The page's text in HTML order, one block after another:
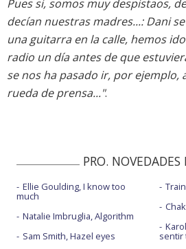
Pues si, somos muy despistaos,
decían nuestras madres...: Dani
una guitarra en la calle, hemos
radio un día antes de que
se nos ha pasado ir, por ejemplo,
rueda de prensa...".
PRO. NOVEDADES
Ellie Goulding, I know too
much
Natalie Imbruglia, Algorithm
Sam Smith, Hazel eyes
sentir